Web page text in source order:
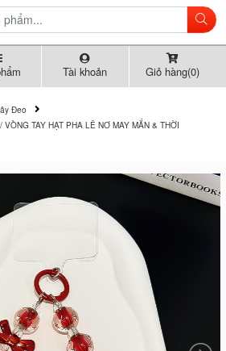
Tài khoản Giỏ hàng(0)
Đeo
TAY HẠT PHA LÊ NƠ MAY MẮN & THỜI